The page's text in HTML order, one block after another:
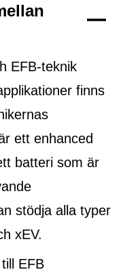
EFB-teknik
finns
ett enhanced
batteri som är
stödja alla typer
xEV.
EFB